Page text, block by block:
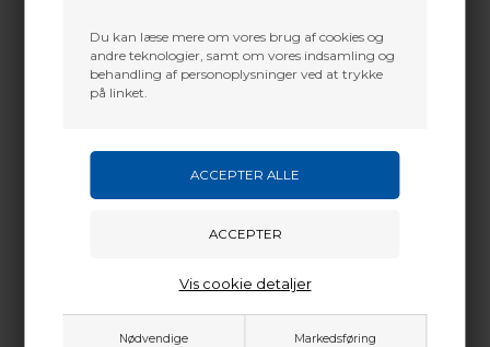
Du kan læse mere om vores brug af cookies og
andre teknologier, samt om vores indsamling og
behandling af personoplysninger ved at trykke
på linket.
Nødvendige Markedsføring
Vis cookie detaljer
CLEAR RH only
2.099,00DKK
VÆLG VARIANT
2.061,00DKK